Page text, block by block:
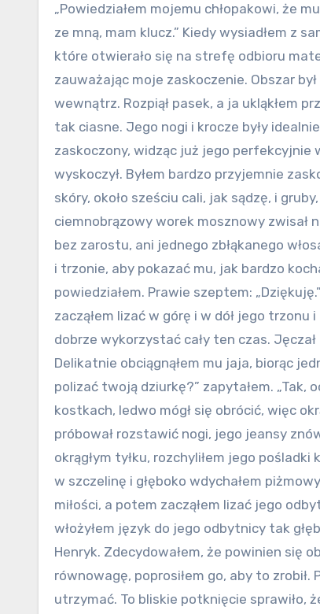
„Powiedziałem mojemu chłopakowi, że
ze mną, mam klucz.” Kiedy wysiadłem z
które otwierało się na strefę odbioru
zauważając moje zaskoczenie. Obszar
wewnątrz. Rozpiął pasek, a ja ukląkłem
tak ciasne. Jego nogi i krocze były
zaskoczony, widząc już jego perfekcyjnie
wyskoczył. Byłem bardzo przyjemnie
skóry, około sześciu cali, jak sądzę, i
ciemnobrązowy worek mosznowy zwisał
bez zarostu, ani jednego zbłąkanego
i trzonie, aby pokazać mu, jak bardzo
powiedziałem. Prawie szeptem:
zacząłem lizać w górę i w dół jego trzonu
dobrze wykorzystać cały ten czas.
Delikatnie obciągnąłem mu jaja, biorąc
polizać twoją dziurkę?” zapytałem. „Tak,
kostkach, ledwo mógł się obrócić, więc
próbował rozstawić nogi, jego jeansy
okrągłym tyłku, rozchyliłem jego pośladki
w szczelinę i głęboko wdychałem
miłości, a potem zacząłem lizać jego
włożyłem język do jego odbytnicy tak
Henryk. Zdecydowałem, że powinien się
równowagę, poprosiłem go, aby to zrobił.
utrzymać. To bliskie potknięcie sprawiło,